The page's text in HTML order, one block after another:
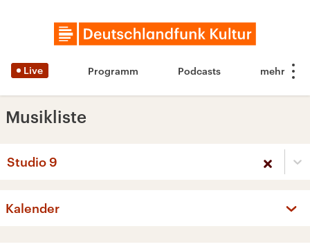
Live Programm Podcasts
Musikliste
Studio 9
Kalender